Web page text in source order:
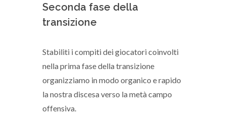
Seconda fase della
transizione
Stabiliti i compiti dei giocatori coinvolti
nella prima fase della transizione
organizziamo in modo organico e rapido
la nostra discesa verso la metà campo
offensiva.